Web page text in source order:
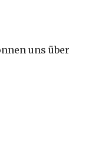
uns über